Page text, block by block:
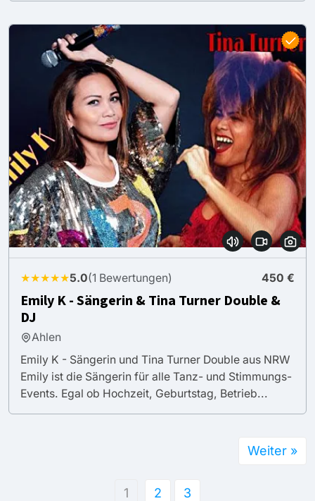
★★★★★5.0(1 Bewertungen) 450 €
Emily K - Sängerin & Tina Turner Double &
DJ
Ahlen
Emily K - Sängerin und Tina Turner Double aus NRW
Emily ist die Sängerin für alle Tanz- und Stimmungs-
Events. Egal ob Hochzeit, Geburtstag, Betrieb...
1 2 3
Weiter »